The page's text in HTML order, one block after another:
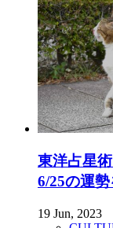
東洋占星
6/25の運勢
19 Jun, 2023